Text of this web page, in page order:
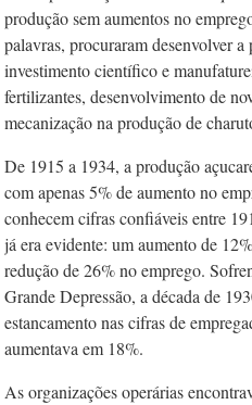
produção sem aumentos no
palavras, procuraram desenvolver
investimento científico e
fertilizantes, desenvolvimento de
mecanização na produção de
De 1915 a 1934, a produção
com apenas 5% de aumento no
conhecem cifras confiáveis entre
já era evidente: um aumento de
redução de 26% no emprego.
Grande Depressão, a década de
estancamento nas cifras de
aumentava em 18%.
As organizações operárias